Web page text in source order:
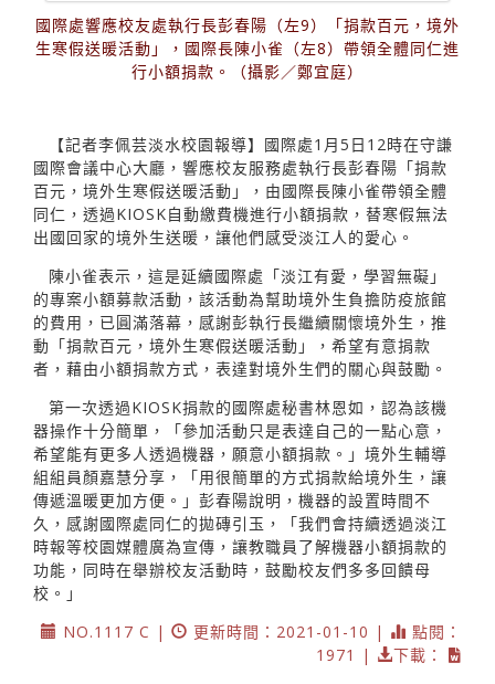
國際處響應校友處執行長彭春陽（左9）「捐款百元，境外
生寒假送暖活動」，國際長陳小雀（左8）帶領全體同仁進
行小額捐款。（攝影／鄭宜庭）
【記者李佩芸淡水校園報導】國際處1月5日12時在守謙
國際會議中心大廳，響應校友服務處執行長彭春陽「捐款
百元，境外生寒假送暖活動」，由國際長陳小雀帶領全體
同仁，透過KIOSK自動繳費機進行小額捐款，替寒假無法
出國回家的境外生送暖，讓他們感受淡江人的愛心。
陳小雀表示，這是延續國際處「淡江有愛，學習無礙」
的專案小額募款活動，該活動為幫助境外生負擔防疫旅館
的費用，已圓滿落幕，感謝彭執行長繼續關懷境外生，推
動「捐款百元，境外生寒假送暖活動」，希望有意捐款
者，藉由小額捐款方式，表達對境外生們的關心與鼓勵。
第一次透過KIOSK捐款的國際處秘書林恩如，認為該機
器操作十分簡單，「參加活動只是表達自己的一點心意，
希望能有更多人透過機器，願意小額捐款。」境外生輔導
組組員顏嘉慧分享，「用很簡單的方式捐款給境外生，讓
傳遞溫暖更加方便。」彭春陽說明，機器的設置時間不
久，感謝國際處同仁的拋磚引玉，「我們會持續透過淡江
時報等校園媒體廣為宣傳，讓教職員了解機器小額捐款的
功能，同時在舉辦校友活動時，鼓勵校友們多多回饋母
校。」
NO.1117 C |
更新時間：2021-01-10 |
點閱：
1971 |
下載：